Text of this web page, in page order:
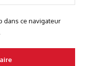
:
dans ce navigateur